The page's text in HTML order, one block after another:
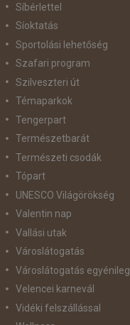
Síbérlettel
Síoktatás
Sportolási lehetőség
Szafari program
Szilveszteri út
Témaparkok
Tengerpart
Természetbarát
Természeti csodák
Tópart
UNESCO Világörökség
Valentin nap
Vallási utak
Városlátogatás
Városlátogatás egyénileg
Velencei karnevál
Vidéki felszállással